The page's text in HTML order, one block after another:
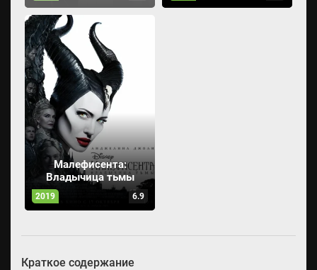
Малефисента:
Владычица тьмы
2019 6.9
Краткое содержание